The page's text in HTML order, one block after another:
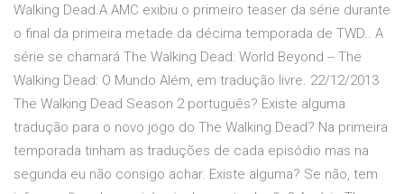
Walking Dead.A AMC exibiu o primeiro teaser da série durante
o final da primeira metade da décima temporada de TWD.. A
série se chamará The Walking Dead: World Beyond -- The
Walking Dead: O Mundo Além, em tradução livre. 22/12/2013 ·
The Walking Dead Season 2 português? Existe alguma
tradução para o novo jogo do The Walking Dead? Na primeira
temporada tinham as traduções de cada episódio mas na
segunda eu não consigo achar. Existe alguma? Se não, tem